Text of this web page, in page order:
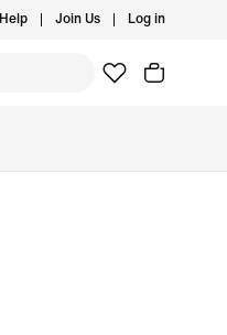
Help Join Us Log in